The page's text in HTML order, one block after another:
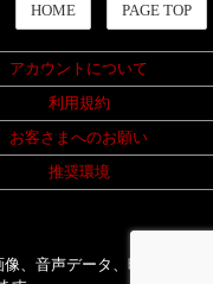
HOME PAGE TOP
アカウントについて
利用規約
お客さまへのお願い
推奨環境
、音声データ、映像データ